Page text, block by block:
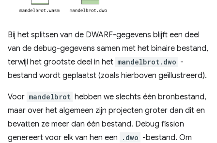
Bij het splitsen van de DWARF-gegevens blijft een deel
van de debug-gegevens samen met het binaire bestand,
terwijl het grootste deel in het mandelbrot.dwo -
bestand wordt geplaatst (zoals hierboven geïllustreerd).
Voor mandelbrot hebben we slechts één bronbestand,
maar over het algemeen zijn projecten groter dan dit en
bevatten ze meer dan één bestand. Debug fission
genereert voor elk van hen een
.dwo -bestand. Om